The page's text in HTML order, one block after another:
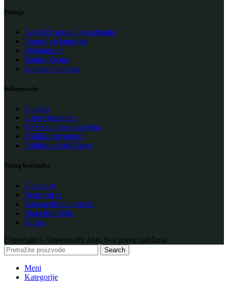
Pitanja
Najčešće postavljena pitanja
Pomoć pri kupovini
Reklamacije
Radno Vreme
Kontaktirajte nas
Informacije
O nama
Uslovi kupovine
100% sigurna kupovina
Politika privatnosti
Politika o kolačićima
Nalog korisnika
Uloguj se
Registruj se
Zaboravili ste lozinku
Moja lista želja
Korpa
Copyright © Univerzalni Alat. Sva prava zadržana
Search
Meni
Kategorije